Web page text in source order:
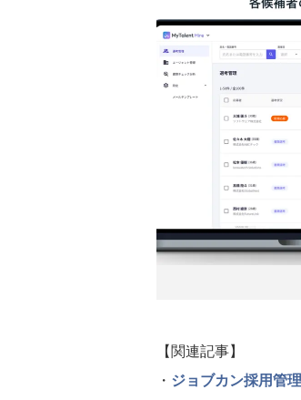
【関連記事】
・ ジョブカン採用管